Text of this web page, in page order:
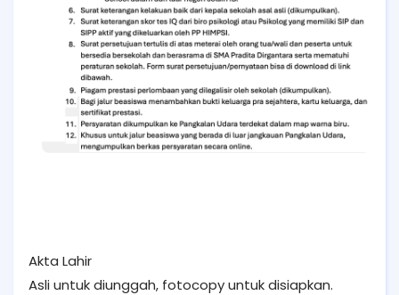
Akta Lahir
Asli untuk diunggah, fotocopy untuk disiapkan.